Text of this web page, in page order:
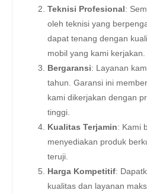
Teknisi Profesional :
oleh teknisi yang
dapat tenang dengan
mobil yang kami kerjakan.
Bergaransi: Layanan
tahun. Garansi ini
kami dikerjakan dengan
tinggi.
Kualitas Terjamin: Kami
menyediakan produk
teruji.
Harga Kompetitif:
kualitas dan layanan